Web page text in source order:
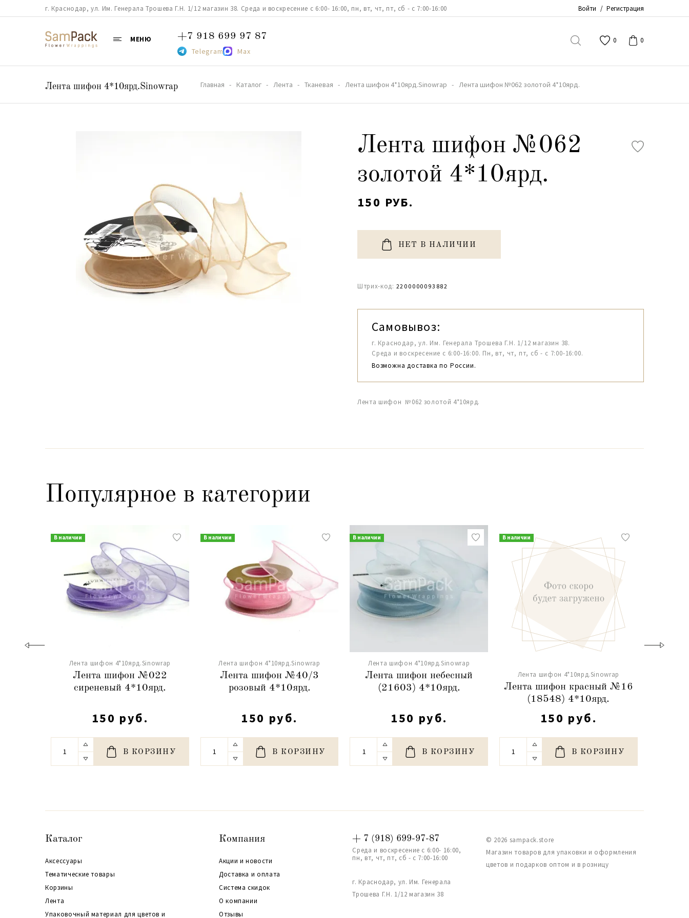
г. Краснодар, ул. Им. Генерала Трошева Г.Н. 1/12 магазин 38. Среда и воскресение с 6:00- 16:00, пн, вт, чт, пт, сб - с 7:00-16:00 Войти / Регистрация
МЕНЮ +7 918 699 97 87
Telegram Max
0 0
Лента шифон 4*10ярд.Sinowrap Главная Каталог Лента Тканевая Лента шифон 4*10ярд.Sinowrap Лента шифон №062 золотой 4*10ярд.
Лента шифон №062
золотой 4*10ярд.
150 РУБ.
НЕТ В НАЛИЧИИ
Штрих-код: 2200000093882
Самовывоз:
г. Краснодар, ул. Им. Генерала Трошева Г.Н. 1/12 магазин 38.
Среда и воскресение с 6:00-16:00. Пн, вт, чт, пт, сб - с 7:00-16:00.
Возможна доставка по России.
Лента шифон №062 золотой 4*10ярд.
Популярное в категории
В наличии
Лента шифон 4*10ярд.Sinowrap
Лента шифон №022
сиреневый 4*10ярд.
150 руб.
В КОРЗИНУ
В наличии
Лента шифон 4*10ярд.Sinowrap
Лента шифон №40/3
розовый 4*10ярд.
150 руб.
В КОРЗИНУ
В наличии
Лента шифон 4*10ярд.Sinowrap
Лента шифон небесный
(21603) 4*10ярд.
150 руб.
В КОРЗИНУ
В наличии
Лента шифон 4*10ярд.Sinowrap
Лента шифон красный №16
(18548) 4*10ярд.
150 руб.
В КОРЗИНУ
Каталог
Аксессуары
Тематические товары
Корзины
Лента
Упаковочный материал для цветов и
Компания
Акции и новости
Доставка и оплата
Система скидок
О компании
Отзывы
+ 7 (918) 699-97-87
Среда и воскресение с 6:00- 16:00,
пн, вт, чт, пт, сб - с 7:00-16:00
г. Краснодар, ул. Им. Генерала
Трошева Г.Н. 1/12 магазин 38
© 2026 sampack.store
Магазин товаров для упаковки и оформления
цветов и подарков оптом и в розницу